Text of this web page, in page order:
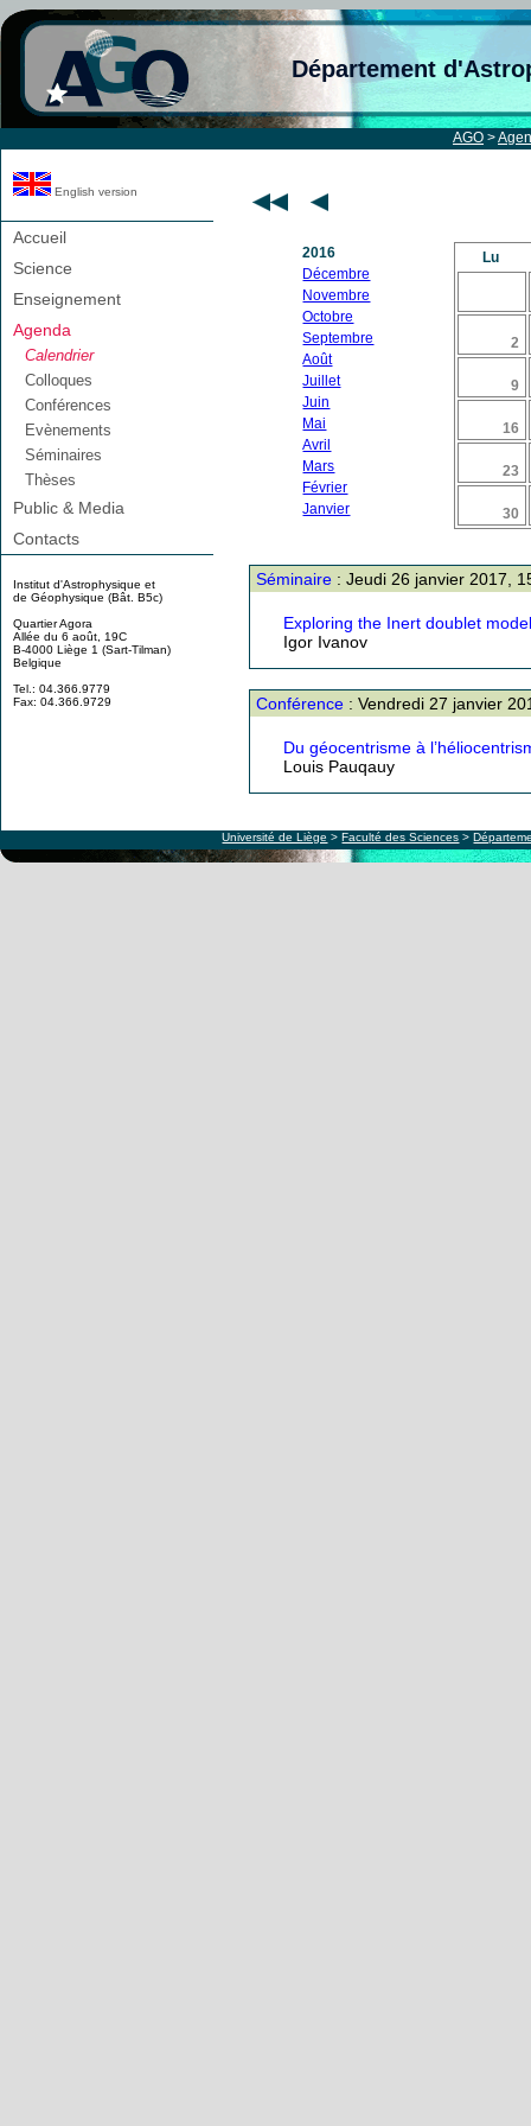
Département
AGO >
English version
Accueil
Science
Enseignement
Agenda
Calendrier
Colloques
Conférences
Evènements
Séminaires
Thèses
Public & Media
Contacts
Institut d'Astrophysique et
de Géophysique (Bât. B5c)
Quartier Agora
Allée du 6 août, 19C
B-4000 Liège 1 (Sart-Tilman)
Belgique
Tel.: 04.366.9779
Fax: 04.366.9729
2016
Décembre
Novembre
Octobre
Septembre
Août
Juillet
Juin
Mai
Avril
Mars
Février
Janvier
Lu
2
9
16
23
30
Séminaire : Jeudi 26 janvier 2017,
Exploring the Inert doublet
Igor Ivanov
Conférence : Vendredi 27 janvier
Du géocentrisme à
Louis Pauqauy
Université de Liège >Faculté des Sciences >